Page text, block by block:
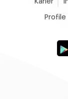
Karier
Profile